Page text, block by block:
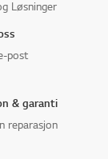
Løsninger
post
& garanti
reparasjon